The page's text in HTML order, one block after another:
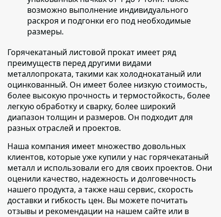
возможно выполнение индивидуального
раскроя и подгонки его под необходимые
размеры.
Горячекатаный листовой прокат имеет ряд
преимуществ перед другими видами
металлопроката, такими как холоднокатаный или
оцинкованный. Он имеет более низкую стоимость,
более высокую прочность и термостойкость, более
легкую обработку и сварку, более широкий
диапазон толщин и размеров. Он подходит для
разных отраслей и проектов.
Наша компания имеет множество довольных
клиентов, которые уже купили у нас горячекатаный
металл и использовали его для своих проектов. Они
оценили качество, надежность и долговечность
нашего продукта, а также наш сервис, скорость
доставки и гибкость цен. Вы можете почитать
отзывы и рекомендации на нашем сайте или в